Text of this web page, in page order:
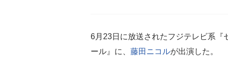
6月23日に放送されたフジテレビ系『
ール』に、 藤田ニコルが出演した。